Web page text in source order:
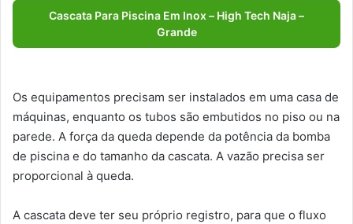
Cascata Para Piscina Em Inox – High Tech Naja –
Grande
Os equipamentos precisam ser instalados em uma casa de
máquinas, enquanto os tubos são embutidos no piso ou na
parede. A força da queda depende da potência da bomba
de piscina e do tamanho da cascata. A vazão precisa ser
proporcional à queda.
A cascata deve ter seu próprio registro, para que o fluxo